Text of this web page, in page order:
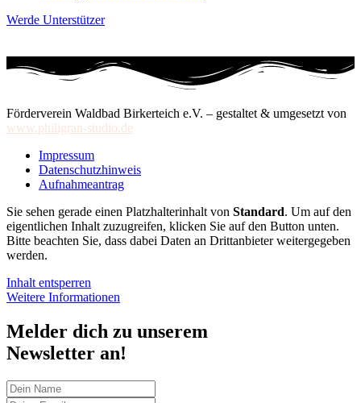
Werde Unterstützer
Förderverein Waldbad Birkerteich e.V. – gestaltet & umgesetzt von
www.philigran-studio.de
Impressum
Datenschutzhinweis
Aufnahmeantrag
Sie sehen gerade einen Platzhalterinhalt von Standard. Um auf den
eigentlichen Inhalt zuzugreifen, klicken Sie auf den Button unten.
Bitte beachten Sie, dass dabei Daten an Drittanbieter weitergegeben
werden.
Inhalt entsperren
Weitere Informationen
Melder dich zu unserem
Newsletter an!